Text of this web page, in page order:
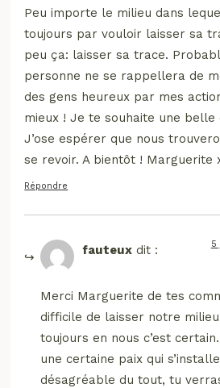
Peu importe le milieu dans
toujours par vouloir laisser sa
peu ça: laisser sa trace.
personne ne se rappellera de
des gens heureux par mes
mieux ! Je te souhaite une belle
J’ose espérer que nous
se revoir. A bientôt ! Marguerite
Répondre
fauteux dit : 5
Merci Marguerite de tes
difficile de laisser notre
toujours en nous c’est
une certaine paix qui
désagréable du tout, tu